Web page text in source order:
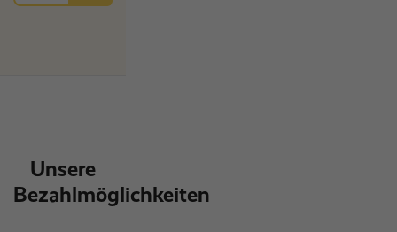
Unsere
Bezahlmöglichkeiten